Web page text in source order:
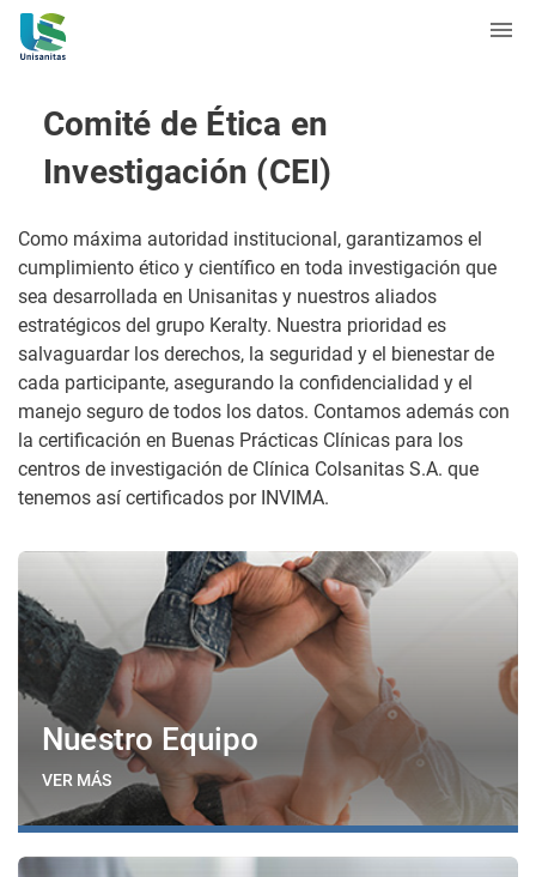
Comité de Ética en
Investigación (CEI)
Como máxima autoridad institucional, garantizamos el
cumplimiento ético y científico en toda investigación que
sea desarrollada en Unisanitas y nuestros aliados
estratégicos del grupo Keralty. Nuestra prioridad es
salvaguardar los derechos, la seguridad y el bienestar de
cada participante, asegurando la confidencialidad y el
manejo seguro de todos los datos. Contamos además con
la certificación en Buenas Prácticas Clínicas para los
centros de investigación de Clínica Colsanitas S.A. que
tenemos así certificados por INVIMA.
Nuestro Equipo
VER MÁS